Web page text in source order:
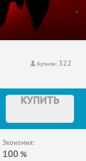
Купили: 322
КУПИТЬ
Экономия:
100 %